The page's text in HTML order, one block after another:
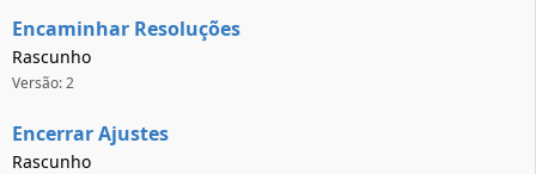
Encaminhar Resoluções
Rascunho
Versão: 2
Encerrar Ajustes
Rascunho